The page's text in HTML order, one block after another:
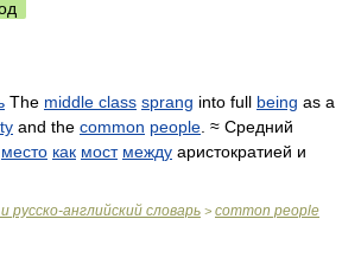
The middle class sprang into full being as a
and the common people . ≈ Средний
место как мост между аристократией и
русско-английский словарь > common people